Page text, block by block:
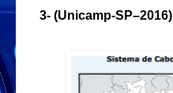
3- (Unicamp-SP–2016)